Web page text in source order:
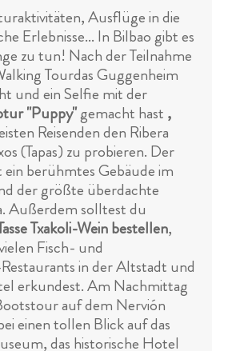
Ausflüge in die
Erlebnisse... In Bilbao gibt es
zu tun! Nach der Teilnahme
Tourdas Guggenheim
und ein Selfie mit der
"Puppy"gemacht hast ,
Reisenden den Ribera
(Tapas) zu probieren. Der
berühmtes Gebäude im
der größte überdachte
Außerdem solltest du
Txakoli-Wein bestellen,
Fisch- und
in der Altstadt und
erkundest. Am Nachmittag
auf dem Nervión
einen tollen Blick auf das
das historische Hotel